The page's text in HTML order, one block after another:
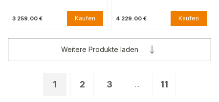
3 259.00 € Kaufen 4 229.00 € Kaufen
1 2 3 ... 11
Weitere Produkte laden